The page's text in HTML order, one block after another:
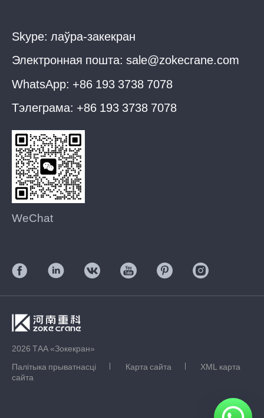
Skype: лаўра-закекран
Электронная пошта: sale@zokecrane.com
WhatsApp: +86 193 3738 7078
Тэлеграма: +86 193 3738 7078
WeChat
2026 ТАА «Зокекран»
Палітыка прыватнасці
Карта сайта
XML карта
сайта